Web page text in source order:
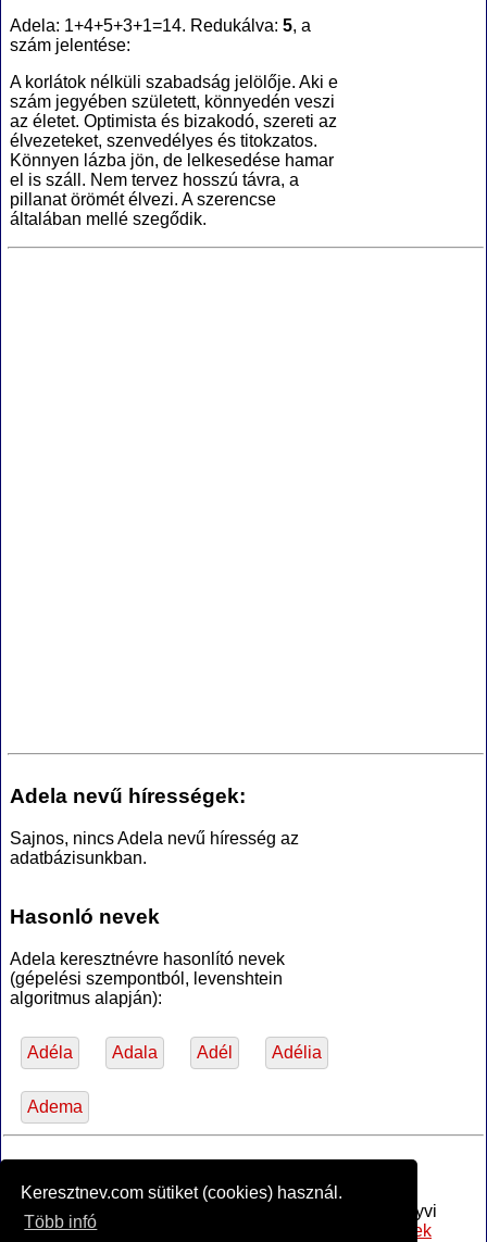
Keresztnev.com sütiket (cookies) használ.
Több infó
Adela: 1+4+5+3+1=14. Redukálva: 5, a
szám jelentése:
A korlátok nélküli szabadság jelölője. Aki e
szám jegyében született, könnyedén veszi
az életet. Optimista és bizakodó, szereti az
élvezeteket, szenvedélyes és titokzatos.
Könnyen lázba jön, de lelkesedése hamar
el is száll. Nem tervez hosszú távra, a
pillanat örömét élvezi. A szerencse
általában mellé szegődik.
Adela nevű hírességek:
Sajnos, nincs Adela nevű híresség az
adatbázisunkban.
Hasonló nevek
Adela keresztnévre hasonlító nevek
(gépelési szempontból, levenshtein
algoritmus alapján):
Adéla Adala Adél Adélia
Adema
Az MTA Nyelvtudományi Intézete által anyakönyvi
bejegyzésre alkalmasnak minősített
női utónevek